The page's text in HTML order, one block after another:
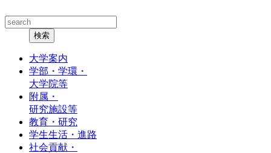
大学案内
学部・学環・
大学院等
附属・
研究施設等
教育・研究
学生生活・進路
社会貢献・